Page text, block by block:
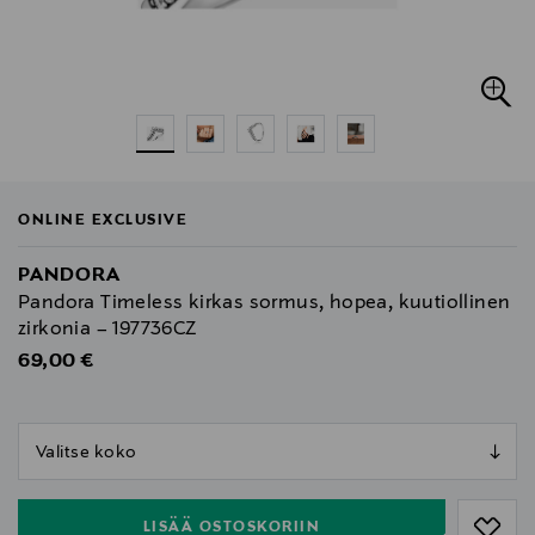
ONLINE EXCLUSIVE
PANDORA
Pandora Timeless kirkas sormus, hopea, kuutiollinen
zirkonia – 197736CZ
Original Price
69,00 €
LISÄÄ OSTOSKORIIN